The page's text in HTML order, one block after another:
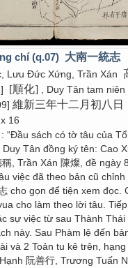
chí (q.07) 大南一統志
Lưu Đức Xứng, Trần Xán
[順化] , Duy Tân tam
維新三年十二月初八日
16
: “Đầu sách có tờ tâu của
Tân đồng ký tên: Cao
, Trần Xán 陳燦, đề ngày
việc đã theo bản cũ
cho gọn để tiện xem đọc.
cho làm theo lời tâu.
sự việc từ sau Thành
này. Sau Phàm lệ đến
và 2 Toản tu kê trên,
阮善行, Trương Tuấn